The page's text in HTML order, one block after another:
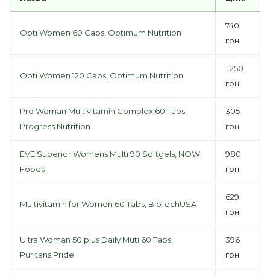
Opti Women 60 Caps, Optimum Nutrition
740
грн.
Opti Women 120 Caps, Optimum Nutrition
1 250
грн.
Pro Woman Multivitamin Complex 60 Tabs,
Progress Nutrition
305
грн.
EVE Superior Womens Multi 90 Softgels, NOW
Foods
980
грн.
Multivitamin for Women 60 Tabs, BioTechUSA
629
грн.
Ultra Woman 50 plus Daily Muti 60 Tabs,
Puritans Pride
396
грн.